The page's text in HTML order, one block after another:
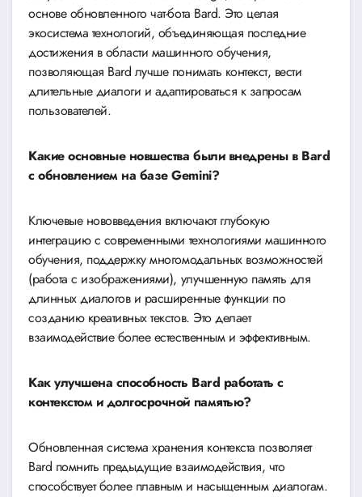
основе обновленного чат-бота Bard. Это целая
экосистема технологий, объединяющая последние
достижения в области машинного обучения,
позволяющая Bard лучше понимать контекст, вести
длительные диалоги и адаптироваться к запросам
пользователей.
Какие основные новшества были внедрены в Bard
с обновлением на базе Gemini?
Ключевые нововведения включают глубокую
интеграцию с современными технологиями машинного
обучения, поддержку многомодальных возможностей
(работа с изображениями), улучшенную память для
длинных диалогов и расширенные функции по
созданию креативных текстов. Это делает
взаимодействие более естественным и эффективным.
Как улучшена способность Bard работать с
контекстом и долгосрочной памятью?
Обновленная система хранения контекста позволяет
Bard помнить предыдущие взаимодействия, что
способствует более плавным и насыщенным диалогам.